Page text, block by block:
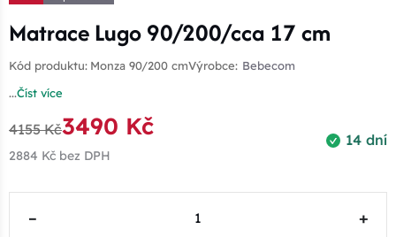
Matrace Lugo 90/200/cca 17 cm
Kód produktu: Monza 90/200 cmVýrobce: Bebecom
...Číst více
14 dní
4155 Kč3490 Kč
2884 Kč bez DPH
– +